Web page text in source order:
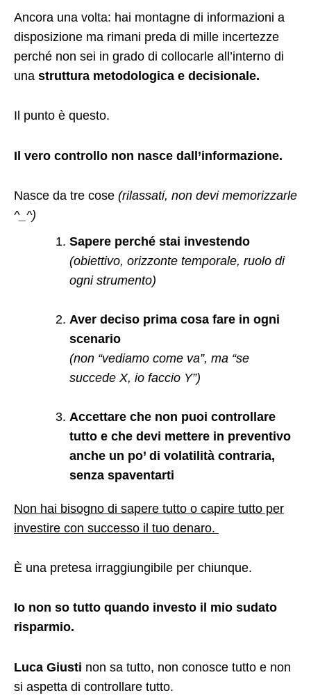
Ancora una volta: hai montagne di informazioni a
disposizione ma rimani preda di mille incertezze
perché non sei in grado di collocarle all’interno di
una struttura metodologica e decisionale.
Il punto è questo.
Il vero controllo non nasce dall’informazione.
Nasce da tre cose (rilassati, non devi memorizzarle
^_^)
Sapere perché stai investendo
(obiettivo, orizzonte temporale, ruolo di
ogni strumento)
Aver deciso prima cosa fare in ogni
scenario
(non “vediamo come va”, ma “se
succede X, io faccio Y”)
Accettare che non puoi controllare
tutto e che devi mettere in preventivo
anche un po’ di volatilità contraria,
senza spaventarti
Non hai bisogno di sapere tutto o capire tutto per
investire con successo il tuo denaro.
È una pretesa irraggiungibile per chiunque.
Io non so tutto quando investo il mio sudato
risparmio.
Luca Giusti non sa tutto, non conosce tutto e non
si aspetta di controllare tutto.